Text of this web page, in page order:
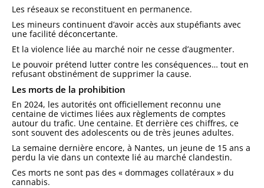
Les réseaux se reconstituent en permanence.
Les mineurs continuent d’avoir accès aux stupéfiants avec
une facilité déconcertante.
Et la violence liée au marché noir ne cesse d’augmenter.
Le pouvoir prétend lutter contre les conséquences… tout en
refusant obstinément de supprimer la cause.
Les morts de la prohibition
En 2024, les autorités ont officiellement reconnu une
centaine de victimes liées aux règlements de comptes
autour du trafic. Une centaine. Et derrière ces chiffres, ce
sont souvent des adolescents ou de très jeunes adultes.
La semaine dernière encore, à Nantes, un jeune de 15 ans a
perdu la vie dans un contexte lié au marché clandestin.
Ces morts ne sont pas des « dommages collatéraux » du
cannabis.